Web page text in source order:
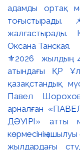
⚜️2026 жылдың
атындағы ҚР
қазақстандық
Павел
арналған
ДӘУІРІ» атты
көрмесінің
жылдардағы